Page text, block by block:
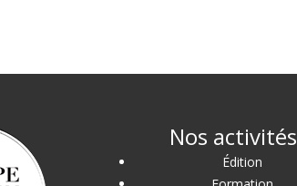
Nos activités
Édition